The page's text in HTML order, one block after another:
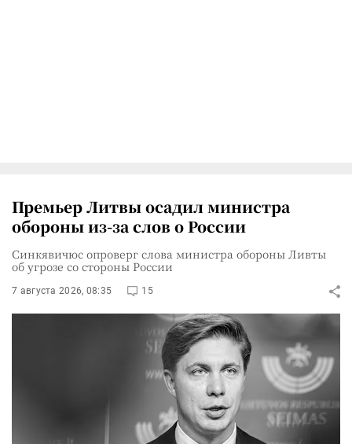
Премьер Литвы осадил министра
обороны из-за слов о России
Синкявичюс опроверг слова министра обороны Ливты
об угрозе со стороны России
7 августа 2026, 08:35 15